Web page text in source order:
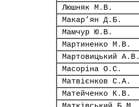
Люшняк М.В.
Макар’ян Д.Б.
Мамчур Ю.В.
Мартиненко М.В.
Мартовицький А.В.
Масоріна О.С.
Матвієнков С.А.
Матейченко К.В.